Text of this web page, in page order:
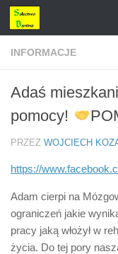
Przejdź do treści
INFORMACJE
Adaś
pomocy!
PRZEZ WOJCIECH
https://
Adam cierpi na
ograniczeń jakie
pracy jaką włożył w
życia. Do tej pory